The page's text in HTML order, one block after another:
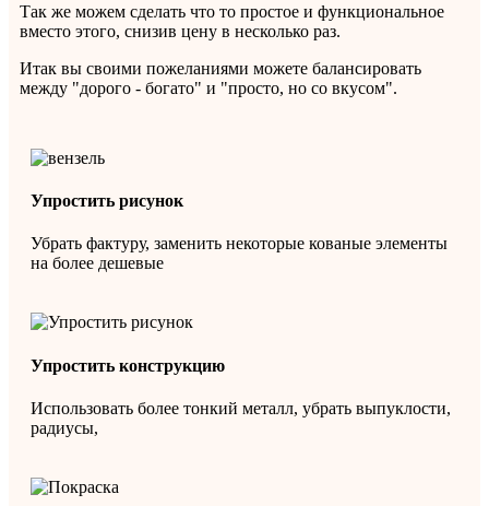
Так же можем сделать что то простое и функциональное
вместо этого, снизив цену в несколько раз.
Итак вы своими пожеланиями можете балансировать
между "дорого - богато" и "просто, но со вкусом".
Упростить рисунок
Убрать фактуру, заменить некоторые кованые элементы
на более дешевые
Упростить конструкцию
Использовать более тонкий металл, убрать выпуклости,
радиусы,